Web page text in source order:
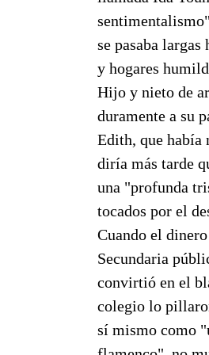
se pasaba
y hogares
Hijo y nieto de
duramente a su
Edith, que había
diría más tarde
una "profunda
tocados por el
Cuando el
Secundaria
convirtió en el
colegio lo
sí mismo como